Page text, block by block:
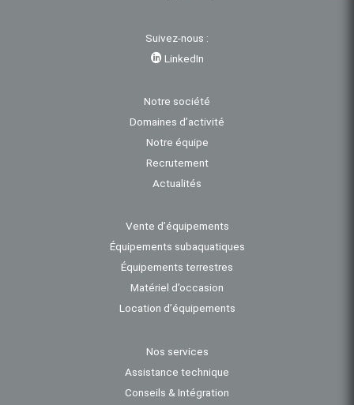
Suivez-nous :
LinkedIn
Notre société
Domaines d’activité
Notre équipe
Recrutement
Actualités
Vente d’équipements
Équipements subaquatiques
Équipements terrestres
Matériel d’occasion
Location d’équipements
Nos services
Assistance technique
Conseils & Intégration